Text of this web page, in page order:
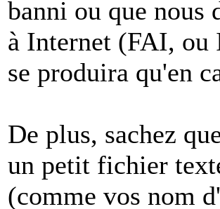
banni ou que nous
à Internet (FAI,
se produira qu'en
De plus, sachez
un petit fichier
(comme vos nom